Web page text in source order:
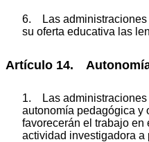
6. Las administraciones
su oferta educativa las
Artículo 14.
1. Las administraciones
autonomía pedagógica y
favorecerán el trabajo en
actividad investigadora a